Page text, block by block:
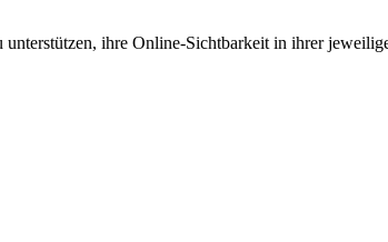
ihre Online-Sichtbarkeit in ihrer